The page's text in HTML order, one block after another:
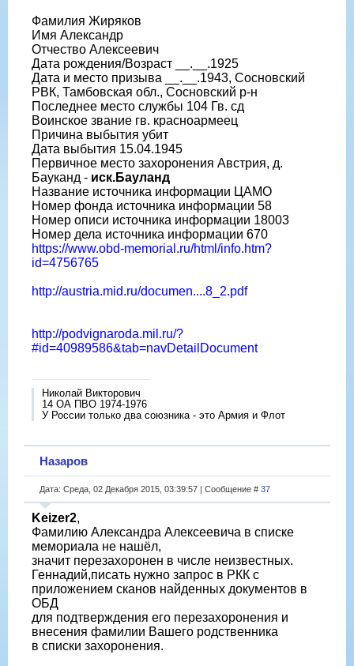
Фамилия Жиряков
Имя Александр
Отчество Алексеевич
Дата рождения/Возраст __.__.1925
Дата и место призыва __.__.1943, Сосновский
РВК, Тамбовская обл., Сосновский р-н
Последнее место службы 104 Гв. сд
Воинское звание гв. красноармеец
Причина выбытия убит
Дата выбытия 15.04.1945
Первичное место захоронения Австрия, д.
Бауканд - иск.Бауланд
Название источника информации ЦАМО
Номер фонда источника информации 58
Номер описи источника информации 18003
Номер дела источника информации 670
https://www.obd-memorial.ru/html/info.htm?
id=4756765
http://austria.mid.ru/documen....8_2.pdf
http://podvignaroda.mil.ru/?
#id=40989586&tab=navDetailDocument
Николай Викторович
14 ОА ПВО 1974-1976
У России только два союзника - это Армия и Флот
Назаров
Дата: Среда, 02 Декабря 2015, 03:39:57 | Сообщение # 37
Keizer2,
Фамилию Александра Алексеевича в списке
мемориала не нашёл,
значит перезахоронен в числе неизвестных.
Геннадий,писать нужно запрос в РКК с
приложением сканов найденных документов в
ОБД
для подтверждения его перезахоронения и
внесения фамилии Вашего родственника
в списки захоронения.